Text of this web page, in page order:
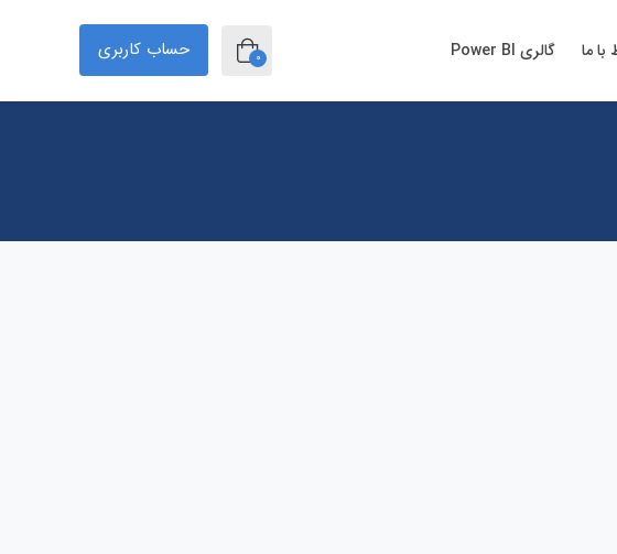
با ما گالری Power BI 0 حساب کاربری